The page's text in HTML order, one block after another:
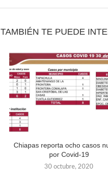
TAMBIÉN TE PUEDE
Chiapas reporta ocho casos
por Covid-19
30 octubre, 2020